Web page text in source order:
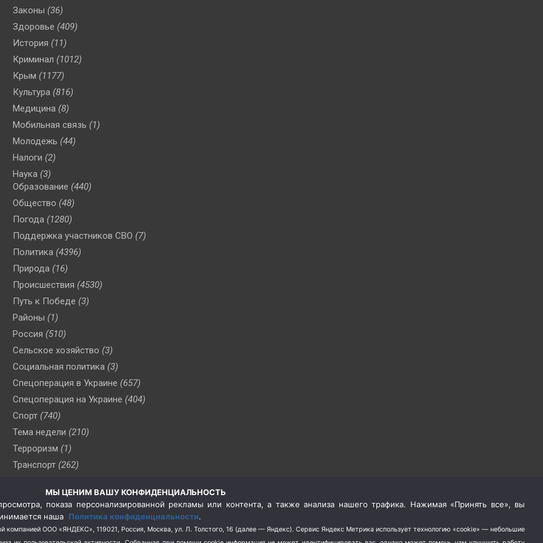
Законы (36)
Здоровье (409)
История (11)
Криминал (1012)
Крым (1177)
Культура (816)
Медицина (8)
Мобильная связь (1)
Молодежь (44)
Налоги (2)
Наука (3)
Образование (440)
Общество (48)
Погода (1280)
Поддержка участников СВО (7)
Политика (4396)
Природа (16)
Происшествия (4530)
Путь к Победе (3)
Районы (1)
Россия (510)
Сельское хозяйство (3)
Социальная политика (3)
Спецоперация в Украине (657)
Спецоперация на Украине (404)
Спорт (740)
Тема недели (210)
Терроризм (1)
Транспорт (262)
(76)
Цены (2)
Школа и спорт (2)
МЫ ЦЕНИМ ВАШУ КОНФИДЕНЦИАЛЬНОСТЬ
показа персонализированной рекламы или контента, а также анализа нашего трафика. Нажимая «Принять все», вы
наша Политика конфиденциальности.
компанией ООО «ЯНДЕКС», 119021, Россия, Москва, ул. Л. Толстого, 16 (далее — Яндекс). Сервис Яндекс Метрика использует технологию «cookie» — небольшие